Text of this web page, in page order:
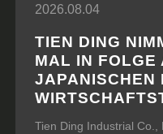
2026.08.04
TIEN DING
MAL IN FOLGE
JAPANISCHEN
Tien Ding Industrial